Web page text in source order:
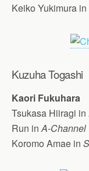
Keiko Yukimura in
Kuzuha Togashi
Kaori Fukuhara
Tsukasa Hiiragi in
Run inA-Channel
Koromo Amae in